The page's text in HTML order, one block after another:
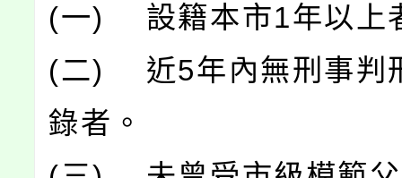
(一) 設籍本市1年以上
(二) 近5年內無刑事判
錄者。